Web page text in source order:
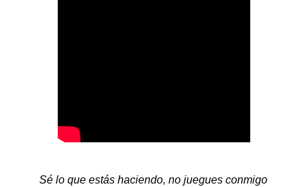
Sé lo que estás haciendo, no juegues conmigo